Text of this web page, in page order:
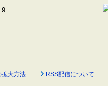
拡大方法 RSS配信について